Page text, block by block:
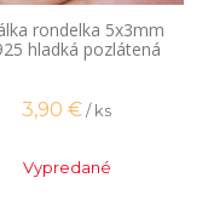
rondelka 5x3mm
hladká pozlátená
3,90 €/ ks
Vypredané